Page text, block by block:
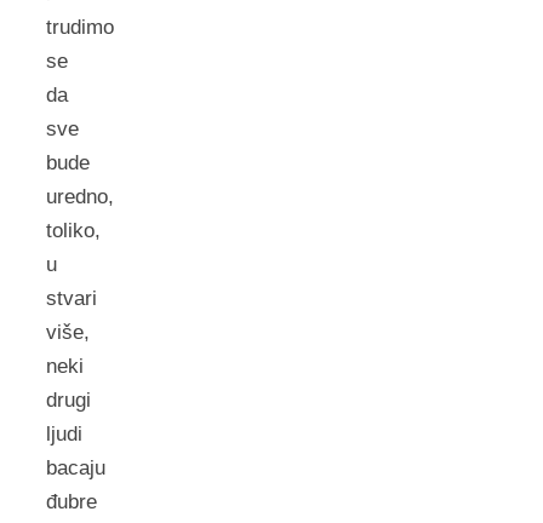
trudimo
se
da
sve
bude
uredno,
toliko,
u
stvari
više,
neki
drugi
ljudi
bacaju
đubre